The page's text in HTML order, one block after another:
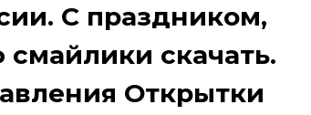
С праздником,
скачать.
Открытки